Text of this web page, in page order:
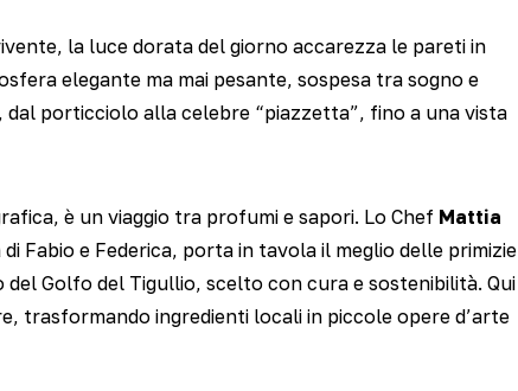
la luce dorata del giorno accarezza le pareti in
elegante ma mai pesante, sospesa tra sogno e
porticciolo alla celebre “piazzetta”, fino a una vista
è un viaggio tra profumi e sapori. Lo Chef Mattia
Fabio e Federica, porta in tavola il meglio delle primizie
Golfo del Tigullio, scelto con cura e sostenibilità. Qui
trasformando ingredienti locali in piccole opere d’arte